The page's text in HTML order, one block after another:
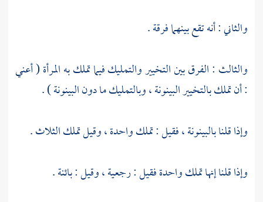
والثاني : أنه تقع بينهما فرقة .
والثالث : الفرق بين التخيير والتمليك فيما تملك به المرأة ( أعني
: أن تملك بالتخيير البينونة ، وبالتمليك ما دون البينونة ) .
وإذا قلنا بالبينونة ، فقيل : تملك واحدة ، وقيل تملك الثلاث .
وإذا قلنا إنها تملك واحدة فقيل : رجعية ، وقيل : بائنة .